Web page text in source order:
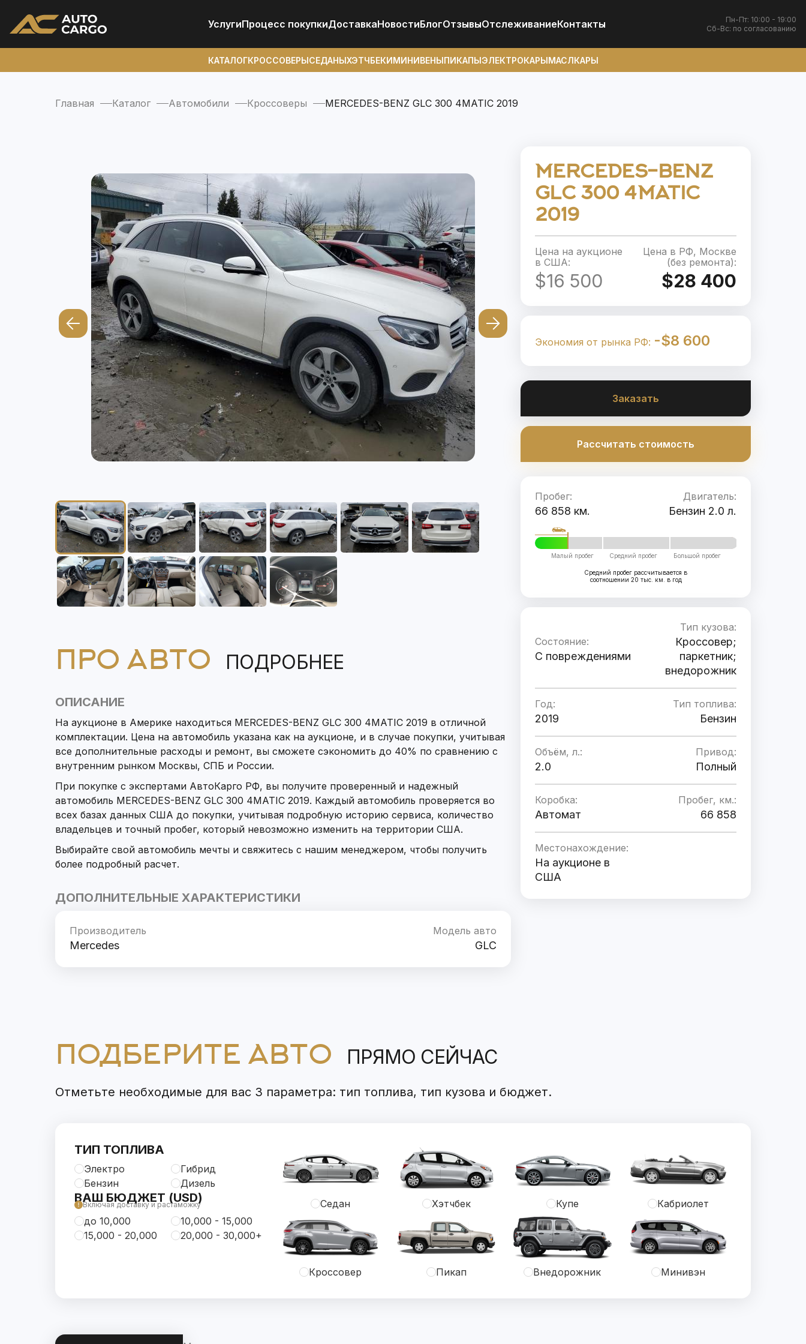
УслугиПроцесс покупкиДоставкаНовостиБлогОтзывыОтcлеживаниеКонтакты
Пн-Пт: 10:00 - 19:00
Сб-Вс: по согласованию
КАТАЛОГКРОССОВЕРЫСЕДАНЫХЭТЧБЕКИМИНИВЕНЫПИКАПЫЭЛЕКТРОКАРЫМАСЛКАРЫ
Главная Каталог Автомобили Кроссоверы MERCEDES-BENZ GLC 300 4MATIC 2019
ПРО АВТО ПОДРОБНЕЕ
ОПИСАНИЕ
На аукционе в Америке находиться MERCEDES-BENZ GLC 300 4MATIC 2019 в отличной
комплектации. Цена на автомобиль указана как на аукционе, и в случае покупки, учитывая
все дополнительные расходы и ремонт, вы сможете сэкономить до 40% по сравнению с
внутренним рынком Москвы, СПБ и России.
При покупке с экспертами АвтоКарго РФ, вы получите проверенный и надежный
автомобиль MERCEDES-BENZ GLC 300 4MATIC 2019. Каждый автомобиль проверяется во
всех базах данных США до покупки, учитывая подробную историю сервиса, количество
владельцев и точный пробег, который невозможно изменить на территории США.
Выбирайте свой автомобиль мечты и свяжитесь с нашим менеджером, чтобы получить
более подробный расчет.
ДОПОЛНИТЕЛЬНЫЕ ХАРАКТЕРИСТИКИ
Производитель
Mercedes
Модель авто
GLC
MERCEDES-BENZ
GLC 300 4MATIC
2019
Цена на аукционе
в США:
$16 500
Цена в РФ, Москве
(без ремонта):
$28 400
Экономия от рынка РФ: -$8 600
Заказать
Рассчитать стоимость
Пробег:
66 858 км.
Двигатель:
Бензин 2.0 л.
Малый пробег Средний пробег Большой пробег
Средний пробег рассчитывается в
соотношении 20 тыс. км. в год
Состояние:
C повреждениями
Тип кузова:
Кроссовер;
паркетник;
внедорожник
Год:
2019
Тип топлива:
Бензин
Объём, л.:
2.0
Привод:
Полный
Коробка:
Автомат
Пробег, км.:
66 858
Местонахождение:
На аукционе в
США
ПОДБЕРИТЕ АВТО ПРЯМО СЕЙЧАС
Отметьте необходимые для вас 3 параметра: тип топлива, тип кузова и бюджет.
ТИП ТОПЛИВА
Электро
Гибрид
Бензин
Дизель
ВАШ БЮДЖЕТ (USD)
Включая доставку и растаможку
до 10,000
10,000 - 15,000
15,000 - 20,000
20,000 - 30,000+
Седан Хэтчбек Купе Кабриолет
Кроссовер Пикап Внедорожник Минивэн